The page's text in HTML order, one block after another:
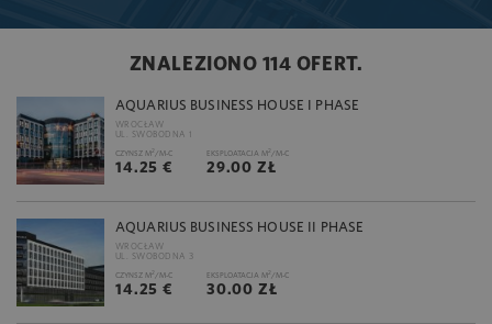
ZNALEZIONO 114 OFERT.
AQUARIUS BUSINESS HOUSE I PHASE
WROCŁAW
UL. SWOBODNA 1
CZYNSZ M2 /M-C
14.25 €
EKSPLOATACJA M2 /M-C
29.00 ZŁ
AQUARIUS BUSINESS HOUSE II PHASE
WROCŁAW
UL. SWOBODNA 3
CZYNSZ M2 /M-C
14.25 €
EKSPLOATACJA M2 /M-C
30.00 ZŁ